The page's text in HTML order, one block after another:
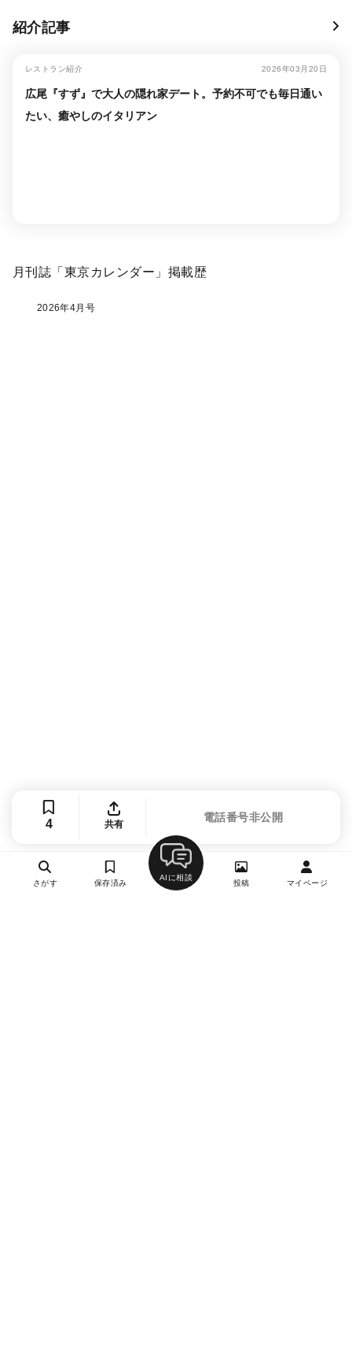
紹介記事
レストラン紹介 2026年03月20日
広尾『すず』で大人の隠れ家デート。予約不可でも毎日通い
たい、癒やしのイタリアン
月刊誌「東京カレンダー」掲載歴
2026年4月号
4 共有
電話番号非公開
さがす 保存済み
AIに相談
投稿 マイページ